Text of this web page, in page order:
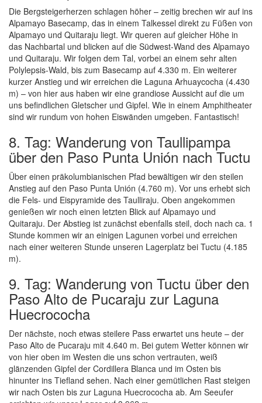
Die Bergsteigerherzen schlagen höher – zeitig brechen wir auf ins
Alpamayo Basecamp, das in einem Talkessel direkt zu Füßen von
Alpamayo und Quitaraju liegt. Wir queren auf gleicher Höhe in
das Nachbartal und blicken auf die Südwest-Wand des Alpamayo
und Quitaraju. Wir folgen dem Tal, vorbei an einem sehr alten
Polylepsis-Wald, bis zum Basecamp auf 4.330 m. Ein weiterer
kurzer Anstieg und wir erreichen die Laguna Arhuaycocha (4.430
m) – von hier aus haben wir eine grandiose Aussicht auf die um
uns befindlichen Gletscher und Gipfel. Wie in einem Amphitheater
sind wir rundum von hohen Eiswänden umgeben. Fantastisch!
8. Tag: Wanderung von Taullipampa
über den Paso Punta Unión nach Tuctu
Über einen präkolumbianischen Pfad bewältigen wir den steilen
Anstieg auf den Paso Punta Unión (4.760 m). Vor uns erhebt sich
die Fels- und Eispyramide des Taulliraju. Oben angekommen
genießen wir noch einen letzten Blick auf Alpamayo und
Quitaraju. Der Abstieg ist zunächst ebenfalls steil, doch nach ca. 1
Stunde kommen wir an einigen Lagunen vorbei und erreichen
nach einer weiteren Stunde unseren Lagerplatz bei Tuctu (4.185
m).
9. Tag: Wanderung von Tuctu über den
Paso Alto de Pucaraju zur Laguna
Huecrococha
Der nächste, noch etwas steilere Pass erwartet uns heute – der
Paso Alto de Pucaraju mit 4.640 m. Bei gutem Wetter können wir
von hier oben im Westen die uns schon vertrauten, weiß
glänzenden Gipfel der Cordillera Blanca und im Osten bis
hinunter ins Tiefland sehen. Nach einer gemütlichen Rast steigen
wir nach Osten bis zur Laguna Huecrococha ab. Am Seeufer